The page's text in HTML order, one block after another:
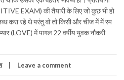
EXAM) की तैयारी के लिए जो कुछ भी हो
करा रहे थे परंतु वो तो किसी और चीज में में रम
(LOVE) में पागल 22 वर्षीय युवक नौकरी
Leave a comment